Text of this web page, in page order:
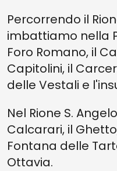
Percorrendo il
imbattiamo nella
Foro Romano, il
Capitolini, il
delle Vestali e
Nel Rione S.
Calcarari, il
Fontana delle
Ottavia.